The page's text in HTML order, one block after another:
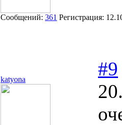
Сообщений: 361 Регистрация:
katyona
#9